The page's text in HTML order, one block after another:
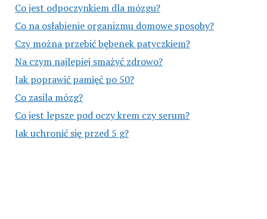
Co jest odpoczynkiem dla mózgu?
Co na osłabienie organizmu domowe sposoby?
Czy można przebić bębenek patyczkiem?
Na czym najlepiej smażyć zdrowo?
Jak poprawić pamięć po 50?
Co zasila mózg?
Co jest lepsze pod oczy krem czy serum?
Jak uchronić się przed 5 g?